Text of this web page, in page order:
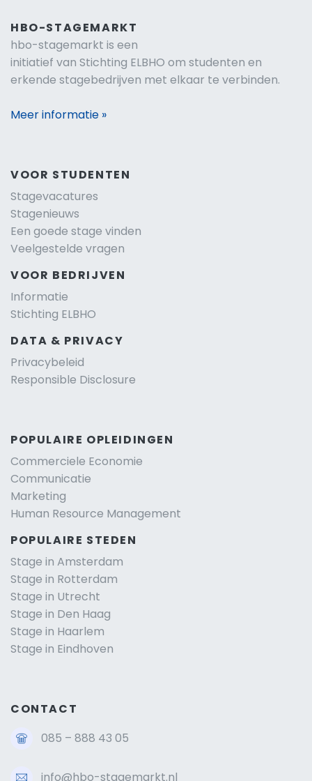
HBO-STAGEMARKT
hbo-stagemarkt is een
initiatief van Stichting ELBHO om studenten en
erkende stagebedrijven met elkaar te verbinden.
Meer informatie »
VOOR STUDENTEN
Stagevacatures
Stagenieuws
Een goede stage vinden
Veelgestelde vragen
VOOR BEDRIJVEN
Informatie
Stichting ELBHO
DATA & PRIVACY
Privacybeleid
Responsible Disclosure
POPULAIRE OPLEIDINGEN
Commerciele Economie
Communicatie
Marketing
Human Resource Management
POPULAIRE STEDEN
Stage in Amsterdam
Stage in Rotterdam
Stage in Utrecht
Stage in Den Haag
Stage in Haarlem
Stage in Eindhoven
CONTACT
085 – 888 43 05
info@hbo-stagemarkt.nl